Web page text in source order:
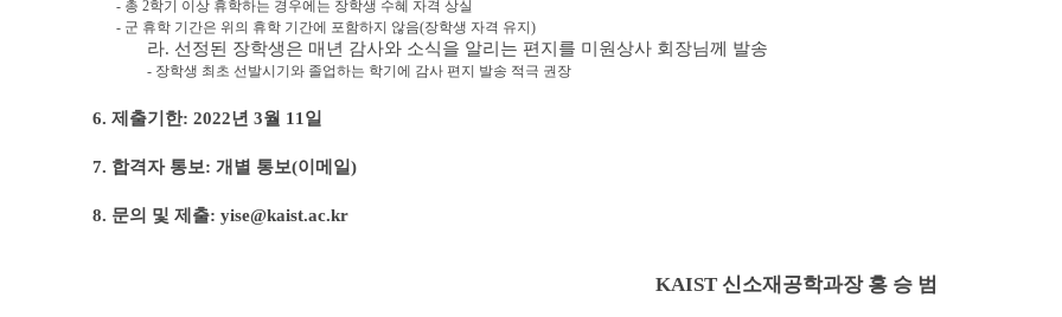
- 총 2학기 이상 휴학하는 경우에는 장학생 수혜 자격 상실
- 군 휴학 기간은 위의 휴학 기간에 포함하지 않음(장학생 자격 유지 )
라. 선정된 장학생은 매년 감사와 소식을 알리는 편지를 미원상사 회장님께 발송
- 장학생 최초 선발시기와 졸업하는 학기에 감사 편지 발송 적극 권장
6. 제출기한: 2022년 3월 11 일
7. 합격자 통보: 개별 통보(이메일)
8. 문의 및 제출: yise@kaist.ac.kr
KAIST 신소재공학과장 홍 승 범